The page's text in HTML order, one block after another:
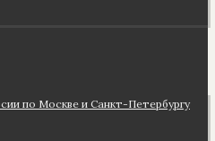
по Москве и Санкт-Петербургу